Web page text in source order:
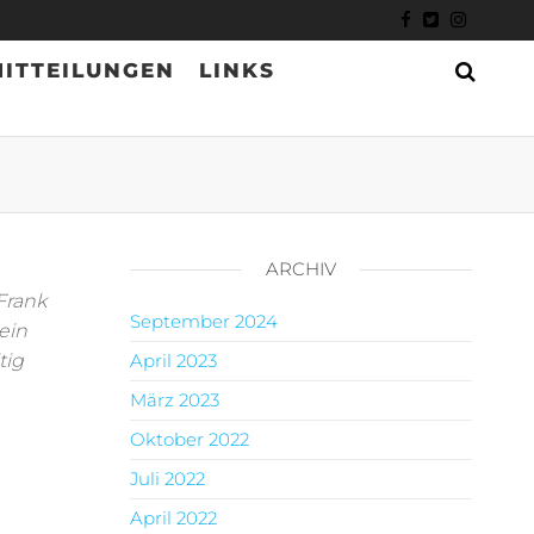
LINKS
ARCHIV
September 2024
April 2023
März 2023
Oktober 2022
Juli 2022
April 2022